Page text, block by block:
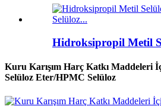
Hidroksipropil Metil
Kuru Karışım Harç Katkı Maddeleri
Selüloz Eter/HPMC Selüloz